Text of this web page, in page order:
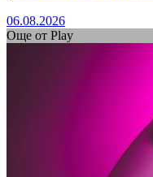
06.08.2026
Още от Play